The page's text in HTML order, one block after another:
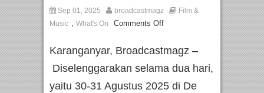
Sep 01, 2025 broadcastmagz
Film &
Music , What's On Comments Off
Karanganyar, Broadcastmagz –
Diselenggarakan selama dua hari,
yaitu 30-31 Agustus 2025 di De